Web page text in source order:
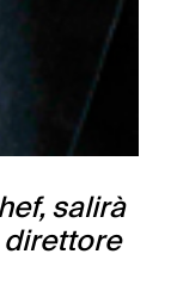
salirà